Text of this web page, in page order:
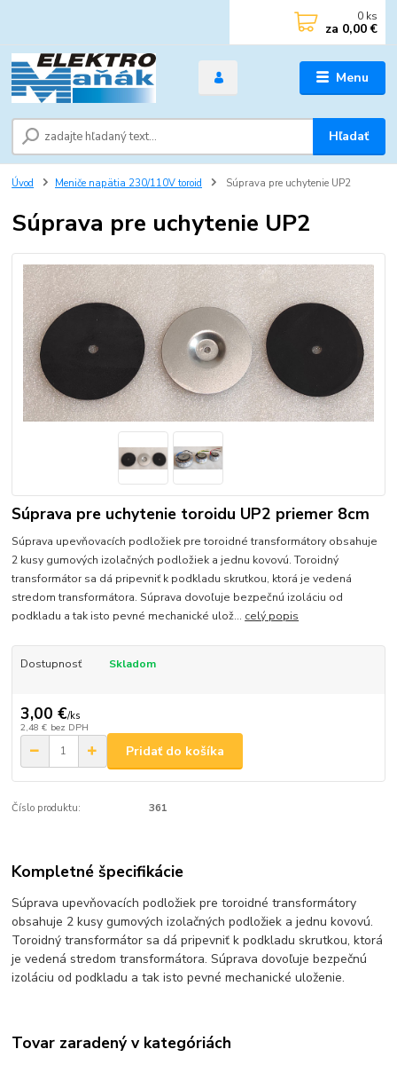
Menu
Hľadať
0 ks
za 0,00 €
Úvod Meniče napätia 230/110V toroid Súprava pre uchytenie UP2
Súprava pre uchytenie UP2
Súprava pre uchytenie toroidu UP2 priemer 8cm
Súprava upevňovacích podložiek pre toroidné transformátory obsahuje
2 kusy gumových izolačných podložiek a jednu kovovú. Toroidný
transformátor sa dá pripevniť k podkladu skrutkou, ktorá je vedená
stredom transformátora. Súprava dovoľuje bezpečnú izoláciu od
podkladu a tak isto pevné mechanické ulož... celý popis
Dostupnosť Skladom
3,00 €/ks
2,48 € bez DPH
Pridať do košíka
Číslo produktu: 361
Kompletné špecifikácie
Súprava upevňovacích podložiek pre toroidné transformátory
obsahuje 2 kusy gumových izolačných podložiek a jednu kovovú.
Toroidný transformátor sa dá pripevniť k podkladu skrutkou, ktorá
je vedená stredom transformátora. Súprava dovoľuje bezpečnú
izoláciu od podkladu a tak isto pevné mechanické uloženie.
Tovar zaradený v kategóriách